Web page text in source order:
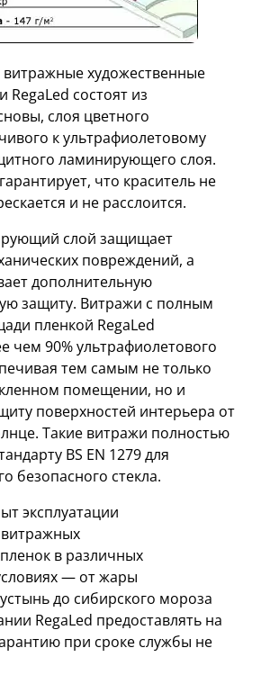
художественные
состоят из
слоя цветного
к ультрафиолетовому
ламинирующего слоя.
что краситель не
и не расслоится.
слой защищает
повреждений, а
дополнительную
защиту. Витражи с полным
пленкой RegaLed
чем 90% ультрафиолетового
тем самым не только
помещении, но и
поверхностей интерьера от
Такие витражи полностью
BS EN 1279 для
безопасного стекла.
эксплуатации
в различных
— от жары
до сибирского мороза
RegaLed предоставлять на
при сроке службы не